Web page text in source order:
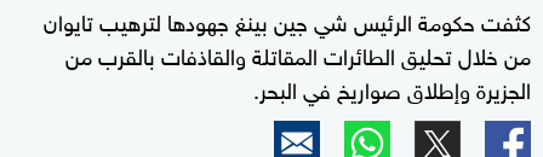
كثفت حكومة الرئيس شي جين بينغ جهودها لترهيب تايوان
من خلال تحليق الطائرات المقاتلة والقاذفات بالقرب من
الجزيرة وإطلاق صواريخ في البحر.